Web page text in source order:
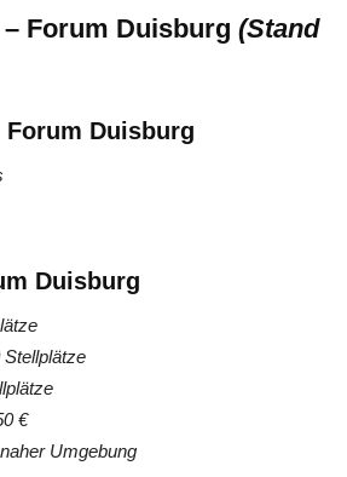
Forum Duisburg (Stand
Duisburg
Duisburg
€
Umgebung